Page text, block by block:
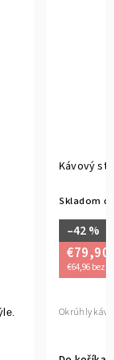
Kávový
Skladom
–42 %
€79,90
€64,96 bez
Okrúhly